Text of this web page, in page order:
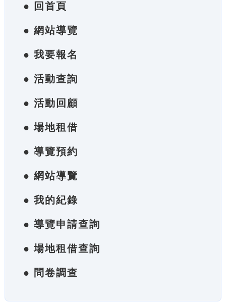
● 回首頁
● 網站導覽
● 我要報名
● 活動查詢
● 活動回顧
● 場地租借
● 導覽預約
● 網站導覽
● 我的紀錄
● 導覽申請查詢
● 場地租借查詢
● 問卷調查